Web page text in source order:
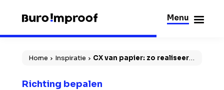
Menu
Home Inspiratie
CX van papier: zo realiseer
Richting bepalen